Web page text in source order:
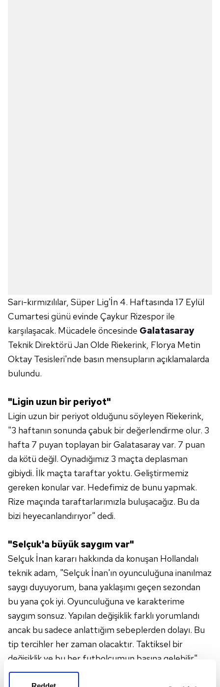
Sarı-kırmızılılar, Süper Lig'İn 4. Haftasında 17 Eylül
Cumartesi günü evinde Çaykur Rizespor ile
karşılaşacak. Mücadele öncesinde Galatasaray
Teknik Direktörü Jan Olde Riekerink, Florya Metin
Oktay Tesisleri'nde basın mensupların açıklamalarda
bulundu.
"Ligin uzun bir periyot"
Ligin uzun bir periyot olduğunu söyleyen Riekerink,
"3 haftanın sonunda çabuk bir değerlendirme olur. 3
hafta 7 puyan toplayan bir Galatasaray var. 7 puan
da kötü değil. Oynadığımız 3 maçta deplasman
gibiydi. İlk maçta taraftar yoktu. Geliştirmemiz
gereken konular var. Hedefimiz de bunu yapmak.
Rize maçında taraftarlarımızla buluşacağız. Bu da
bizi heyecanlandırıyor" dedi.
"Selçuk'a büyük saygım var"
Selçuk İnan kararı hakkında da konuşan Hollandalı
teknik adam, "Selçuk İnan'ın oyunculuğuna inanılmaz
saygı duyuyorum, bana yaklaşımı geçen sezondan
bu yana çok iyi. Oyunculuğuna ve karakterime
saygım sonsuz. Yapılan değişiklik farklı yorumlandı
ancak bu sadece anlattığım sebeplerden dolayı. Bu
tip tercihler her zaman olacaktır. Taktiksel bir
değişiklik ve bu her futbolcumun başına gelebilir"
ifadelerini kullandı.